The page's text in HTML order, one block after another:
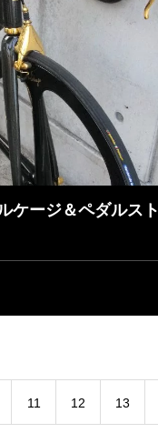
ケージ＆ペダルスト
11 12 13